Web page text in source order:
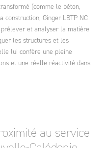
(comme le béton,
construction, Ginger LBTP NC
et analyser la matière
les structures et les
lui confère une pleine
et une réelle réactivité dans
au service